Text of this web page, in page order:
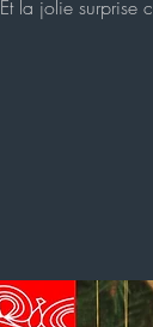
Et la jolie surprise